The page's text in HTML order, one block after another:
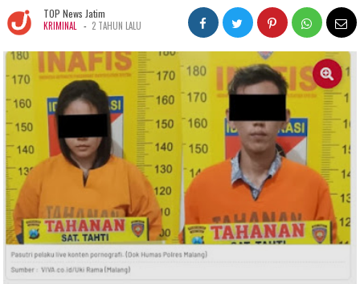
TOP News Jatim
KRIMINAL - 2 TAHUN LALU